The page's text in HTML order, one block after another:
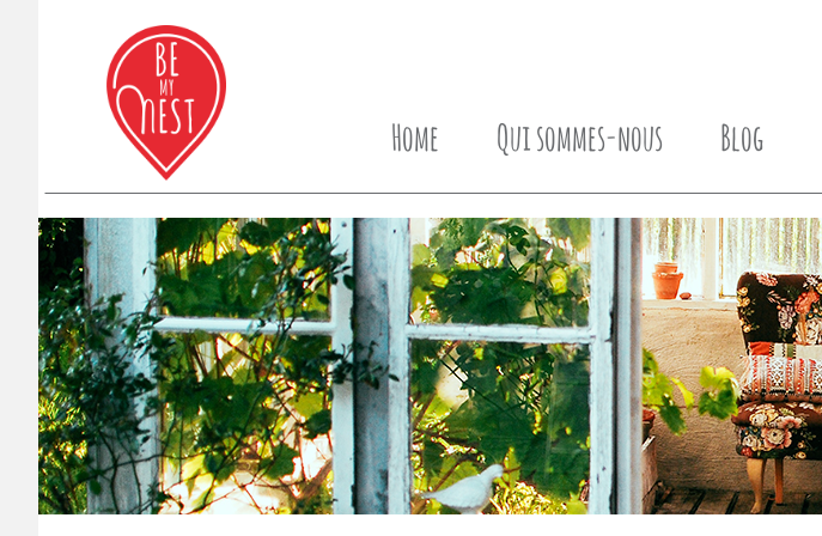
Home Qui sommes-nous Blog